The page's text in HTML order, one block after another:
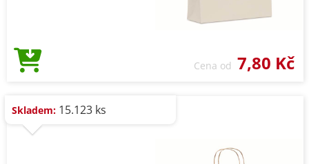
Cena od 7,80 Kč
Skladem: 15.123 ks